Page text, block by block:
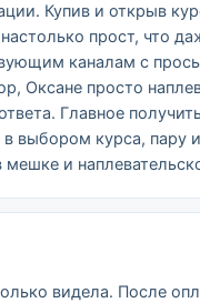
Купив и открыв
прост, что
каналам с
Оксане просто
Главное
выбором курса, пару
мешке и
видела. После